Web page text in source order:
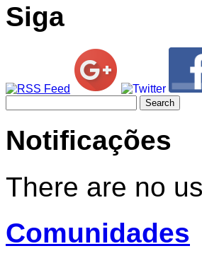
Siga
for:
Notificações
There are no
Comunidades